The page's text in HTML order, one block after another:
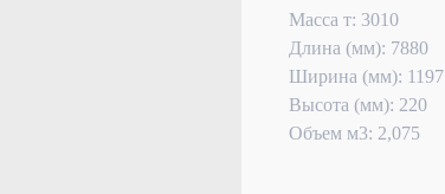
Масса т: 3010
Длина (мм): 7880
Ширина (мм): 1197
Высота (мм): 220
Объем м3: 2,075